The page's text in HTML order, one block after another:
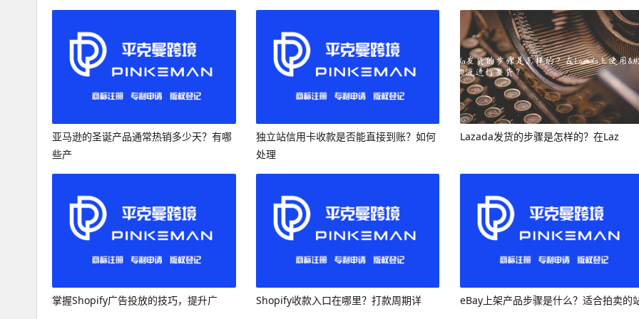
亚马逊的圣诞产品通常热销多少天？有哪
些产
独立站信用卡收款是否能直接到账？如何
处理
Lazada发货的步骤是怎样的？在Laz
掌握Shopify广告投放的技巧，提升广 Shopify收款入口在哪里？打款周期详 eBay上架产品步骤是什么？适合拍卖的